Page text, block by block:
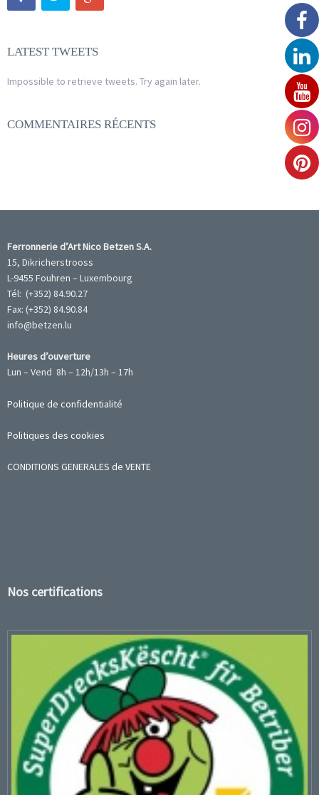
LATEST TWEETS
Impossible to retrieve tweets. Try again later.
COMMENTAIRES RÉCENTS
Ferronnerie d’Art Nico Betzen S.A.
15, Dikricherstrooss
L-9455 Fouhren – Luxembourg
Tél: (+352) 84.90.27
Fax: (+352) 84.90.84
info@betzen.lu
Heures d’ouverture
Lun – Vend 8h – 12h/13h – 17h
Politique de confidentialité
Politiques des cookies
CONDITIONS GENERALES de VENTE
Nos certifications